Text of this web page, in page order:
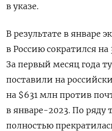
в указе.
В результате в январе
в Россию сократился на
За первый месяц года
поставили на
на $631 млн против
в январе-2023. По ряду
полностью